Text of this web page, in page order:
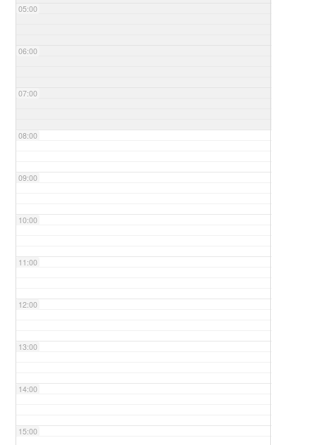
05:00
06:00
07:00
08:00
09:00
10:00
11:00
12:00
13:00
14:00
15:00